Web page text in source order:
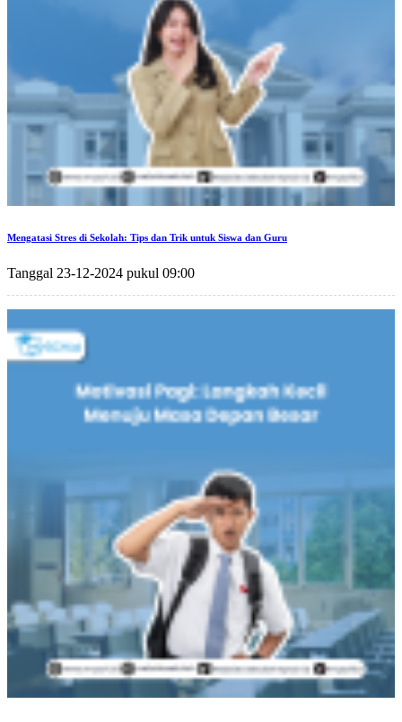
Mengatasi Stres di Sekolah: Tips dan Trik untuk Siswa dan Guru
Tanggal 23-12-2024 pukul 09:00